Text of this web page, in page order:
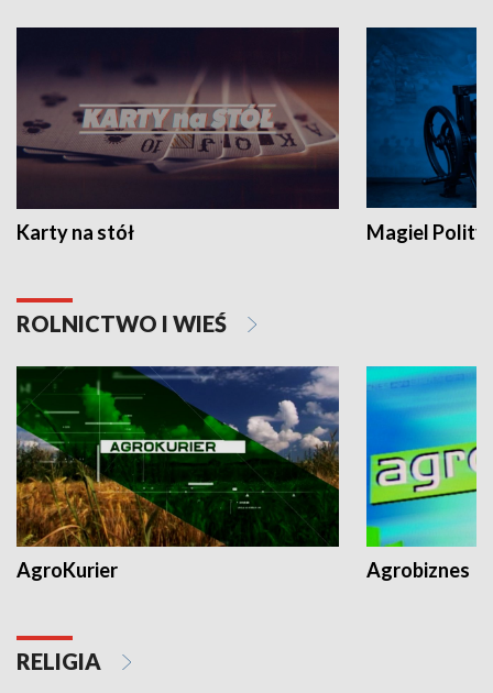
Karty na stół Magiel
ROLNICTWO I WIEŚ
AgroKurier Agrobiznes
RELIGIA